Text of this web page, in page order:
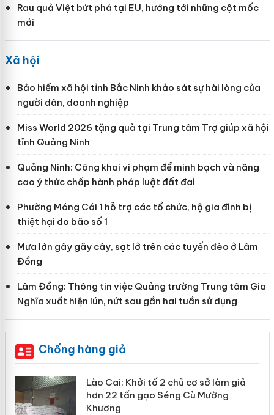
Rau quả Việt bứt phá tại EU, hướng tới những cột mốc
mới
Xã hội
Bảo hiểm xã hội tỉnh Bắc Ninh khảo sát sự hài lòng của
người dân, doanh nghiệp
Miss World 2026 tặng quà tại Trung tâm Trợ giúp xã hội
tỉnh Quảng Ninh
Quảng Ninh: Công khai vi phạm để minh bạch và nâng
cao ý thức chấp hành pháp luật đất đai
Phường Móng Cái 1 hỗ trợ các tổ chức, hộ gia đình bị
thiệt hại do bão số 1
Mưa lớn gây gãy cây, sạt lở trên các tuyến đèo ở Lâm
Đồng
Lâm Đồng: Thông tin việc Quảng trường Trung tâm Gia
Nghĩa xuất hiện lún, nứt sau gần hai tuần sử dụng
Chống hàng giả
Lào Cai: Khởi tố 2 chủ cơ sở làm giả
hơn 22 tấn gạo Séng Cù Mường
Khương